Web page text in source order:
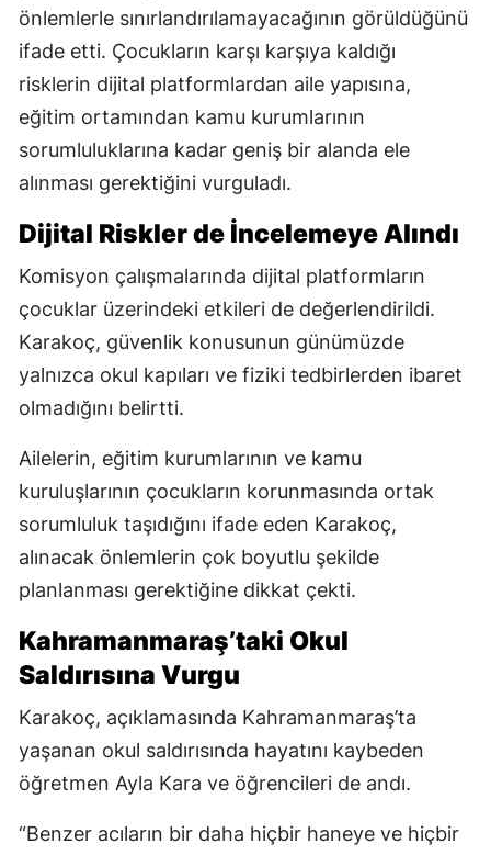
önlemlerle sınırlandırılamayacağının görüldüğünü
ifade etti. Çocukların karşı karşıya kaldığı
risklerin dijital platformlardan aile yapısına,
eğitim ortamından kamu kurumlarının
sorumluluklarına kadar geniş bir alanda ele
alınması gerektiğini vurguladı.
Dijital Riskler de İncelemeye Alındı
Komisyon çalışmalarında dijital platformların
çocuklar üzerindeki etkileri de değerlendirildi.
Karakoç, güvenlik konusunun günümüzde
yalnızca okul kapıları ve fiziki tedbirlerden ibaret
olmadığını belirtti.
Ailelerin, eğitim kurumlarının ve kamu
kuruluşlarının çocukların korunmasında ortak
sorumluluk taşıdığını ifade eden Karakoç,
alınacak önlemlerin çok boyutlu şekilde
planlanması gerektiğine dikkat çekti.
Kahramanmaraş’taki Okul
Saldırısına Vurgu
Karakoç, açıklamasında Kahramanmaraş’ta
yaşanan okul saldırısında hayatını kaybeden
öğretmen Ayla Kara ve öğrencileri de andı.
“Benzer acıların bir daha hiçbir haneye ve hiçbir